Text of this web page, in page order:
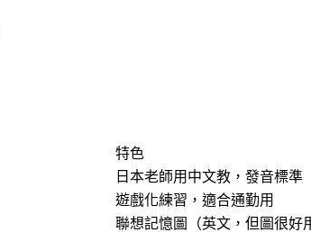
特色
日本老師用中文教，發音標準
遊戲化練習，適合通勤用
聯想記憶圖（英文，但圖很好